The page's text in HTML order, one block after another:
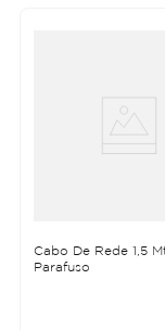
Cabo De Rede 1,5 Mt
Parafuso